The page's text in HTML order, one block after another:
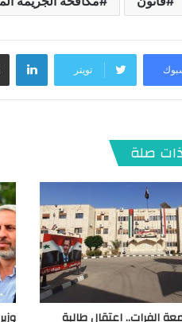
تويتر
لينكدإن
صلة